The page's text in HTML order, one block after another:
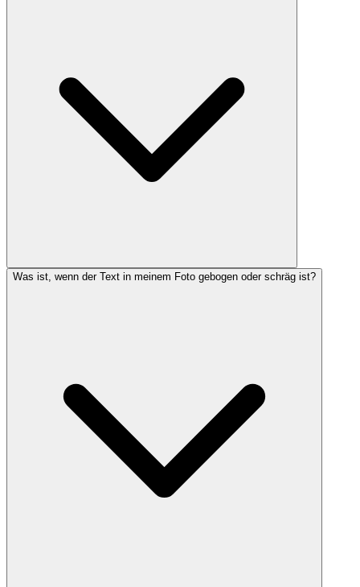
Was ist, wenn der Text in meinem Foto gebogen oder schräg ist?